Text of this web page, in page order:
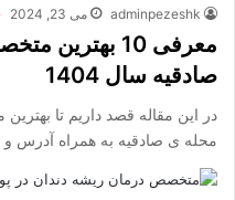
adminpezeshk می 23, 2024
معرفی 10
صادقیه سال 1404
در این مقاله قصد داریم تا
محله ی صادقیه به همراه آدرس